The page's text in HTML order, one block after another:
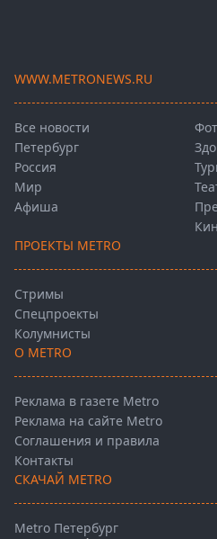
WWW.METRONEWS.RU
Все новости
Петербург
Россия
Мир
Афиша
ПРОЕКТЫ METRO
Стримы
Спецпроекты
Колумнисты
О METRO
Реклама в газете Metro
Реклама на сайте Metro
Соглашения и правила
Контакты
СКАЧАЙ METRO
Metro Петербург